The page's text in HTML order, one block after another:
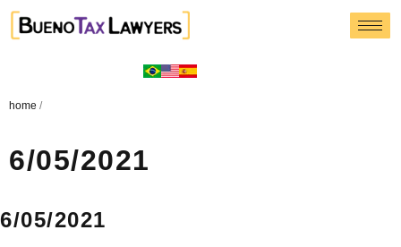
home /
6/05/2021
6/05/2021